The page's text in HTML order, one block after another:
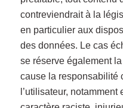
contreviendrait à la
en particulier aux
des données. Le cas
se réserve également
cause la responsabilité
l’utilisateur,